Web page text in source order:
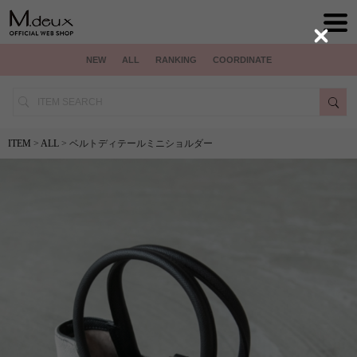
NEW ALL RANKING COORDINATE
ITEM > ALL > ベルトディテールミニショルダー
Close